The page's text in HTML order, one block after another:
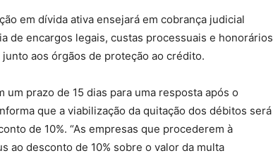
em dívida ativa ensejará em cobrança judicial
de encargos legais, custas processuais e honorários
aos órgãos de proteção ao crédito.
um prazo de 15 dias para uma resposta após o
que a viabilização da quitação dos débitos será
de 10%. “As empresas que procederem à
ao desconto de 10% sobre o valor da multa